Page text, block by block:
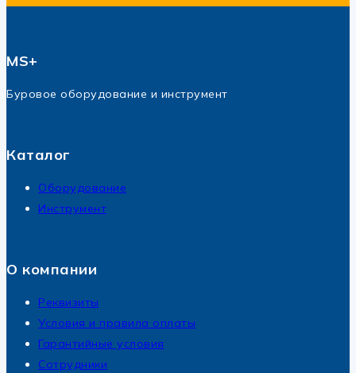
MS+
Буровое оборудование и инструмент
Каталог
Оборудование
Инструмент
О компании
Реквизиты
Условия и правила оплаты
Гарантийные условия
Сотрудники